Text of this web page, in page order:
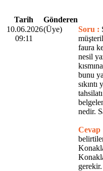
Tarih
Gönderen
10.06.2026
09:11
(Üye) Soru :
faura
nesil
bunu
sıkıntı
nedir.
Cevap